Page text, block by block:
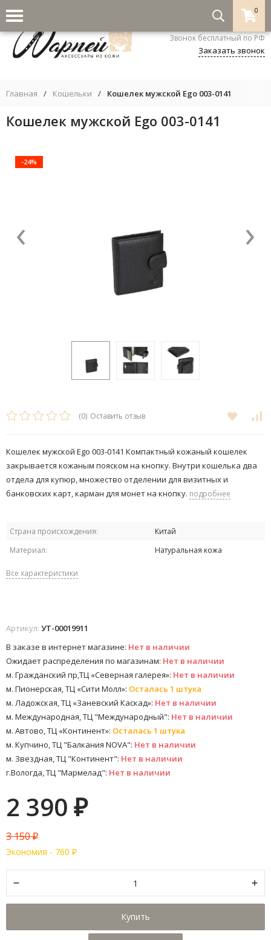
0
8-800-333-5530
Звонок бесплатный по РФ
Заказать звонок
Главная / Кошельки / Кошелек мужской Ego 003-0141
Кошелек мужской Ego 003-0141
-24%
‹ ›
(0) Оставить отзыв
Кошелек мужской Ego 003-0141 ​​Компактный кожаный кошелек
закрывается кожаным пояском на кнопку. Внутри кошелька два
отдела для купюр, множество отделении для визитных и
банковских карт, карман для монет на кнопку. подробнее
Страна происхождения:
Китай
Материал:
Натуральная кожа
Все характеристики
Артикул: УТ-00019911
В заказе в интернет магазине: Нет в наличии
Ожидает распределения по магазинам: Нет в наличии
м. Гражданский пр,ТЦ «Северная галерея»: Нет в наличии
м. Пионерская, ТЦ «Сити Молл»: Осталась 1 штука
м. Ладожская, ТЦ «Заневский Каскад»: Нет в наличии
м. Международная, ТЦ "Международный": Нет в наличии
м. Автово, ТЦ «Континент»: Осталась 1 штука
м. Купчино, ТЦ "Балкания NOVA": Нет в наличии
м. Звездная, ТЦ "Континент": Нет в наличии
г.Вологда, ТЦ "Мармелад": Нет в наличии
2 390 ₽
3 150₽
Экономия - 760 ₽
Купить